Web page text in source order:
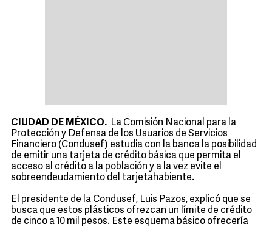
CIUDAD DE MÉXICO. La Comisión Nacional para la
Protección y Defensa de los Usuarios de Servicios
Financiero (Condusef) estudia con la banca la posibilidad
de emitir una tarjeta de crédito básica que permita el
acceso al crédito a la población y a la vez evite el
sobreendeudamiento del tarjetahabiente.
El presidente de la Condusef, Luis Pazos, explicó que se
busca que estos plásticos ofrezcan un límite de crédito
de cinco a 10 mil pesos. Este esquema básico ofrecería